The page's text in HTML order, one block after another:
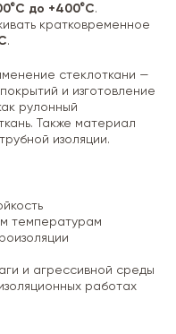
до +400°C.
кратковременное
.
стеклоткани —
и изготовление
рулонный
Также материал
изоляции.
температурам
и агрессивной среды
работах